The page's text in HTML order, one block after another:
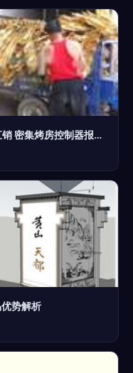
菌类烘干设备 智能烘干控制器厂家直销 密集烤房控制器报价 烤烟控制器 烟草公司中标产品
势解析